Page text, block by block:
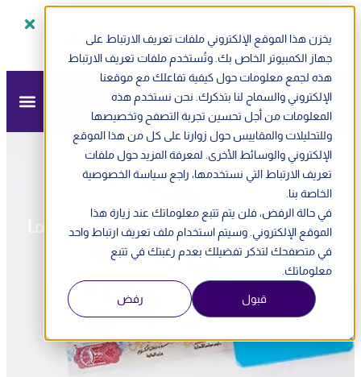
يخزن هذا الموقع الإلكتروني ملفات تعريف الارتباط على
جهاز الكمبيوتر الخاص بك. وتُستخدم ملفات تعريف الارتباط
هذه لجمع معلومات حول كيفية تفاعلك مع موقعنا
الإلكتروني والسماح لنا بتذكرك. نحن نستخدم هذه
المعلومات من أجل تحسين تجربة التصفح وتخصيصها
وللتحليلات والمقاييس حول زوارنا على كل من هذا الموقع
الإلكتروني والوسائط الأخرى. لمعرفة المزيد حول ملفات
تعريف الارتباط التي نستخدمها، راجع سياسة الخصوصية
الخاصة بنا.
في حالة الرفض، فلن يتم تتبع معلوماتك عند زيارة هذا
الموقع الإلكتروني. وسيتم استخدام ملف تعريف ارتباط واحد
في متصفحك لتذكر تفضيلك بعدم رغبتك في تتبع
معلوماتك.
قبول رفض
ندوة أونلاين - الفاتورة الإلكترونية في الإمارات سجل الآن
ماهي الفاتورة الضريبية في الإمارات وما
شروطها بالتفصيل
مزيد»مدونة مزيد»ضرائب»ماهي الفاتورة
الضريبية في الإمارات وما شروطها بالتفصيل
تم التحديث فريق مزيد الضريبي